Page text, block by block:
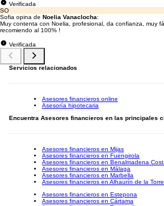
Verificada
SO
Sofia opina de Noelia Vanaclocha:
Muy contenta con Noelia, profesional, da confianza, muy
recomiendo al 100% !
Verificada
Servicios relacionados
Asesores financieros online
Asesoría hipotecaria
Encuentra Asesores financieros en las principales
Asesores financieros en Mijas
Asesores financieros en Fuengirola
Asesores financieros en Benalmadena
Asesores financieros en Málaga
Asesores financieros en Marbella
Asesores financieros en Alhaurín de la Torre
Asesores financieros en Estepona
Asesores financieros en Cártama